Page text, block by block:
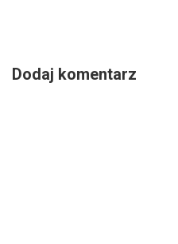
Dodaj komentarz